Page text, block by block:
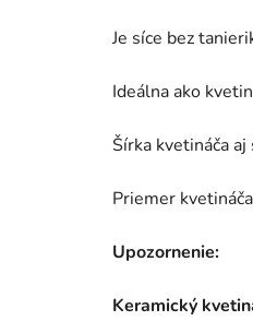
Je síce bez
Ideálna ako
Šírka kvetináča
Priemer
Upozornenie:
Keramický